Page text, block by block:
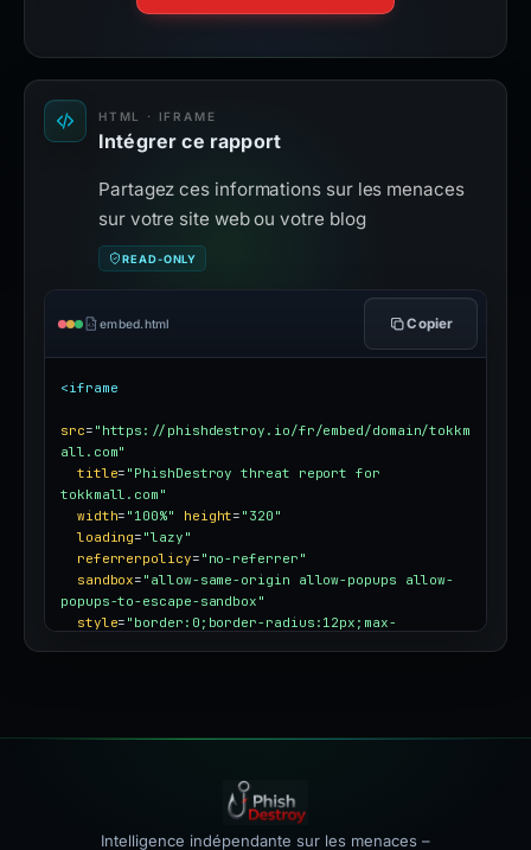
HTML · IFRAME
Intégrer ce rapport
Partagez ces informations sur les menaces
sur votre site web ou votre blog
READ-ONLY
embed.html Copier
<iframe
src= "https://phishdestroy.io/fr/embed/domain/tokkm
all.com"
title= "PhishDestroy threat report for
tokkmall.com"
width= "100%" height= "320"
loading= "lazy"
referrerpolicy= "no-referrer"
sandbox= "allow-same-origin allow-popups allow-
popups-to-escape-sandbox"
style= "border:0;border-radius:12px;max-
Intelligence indépendante sur les menaces –